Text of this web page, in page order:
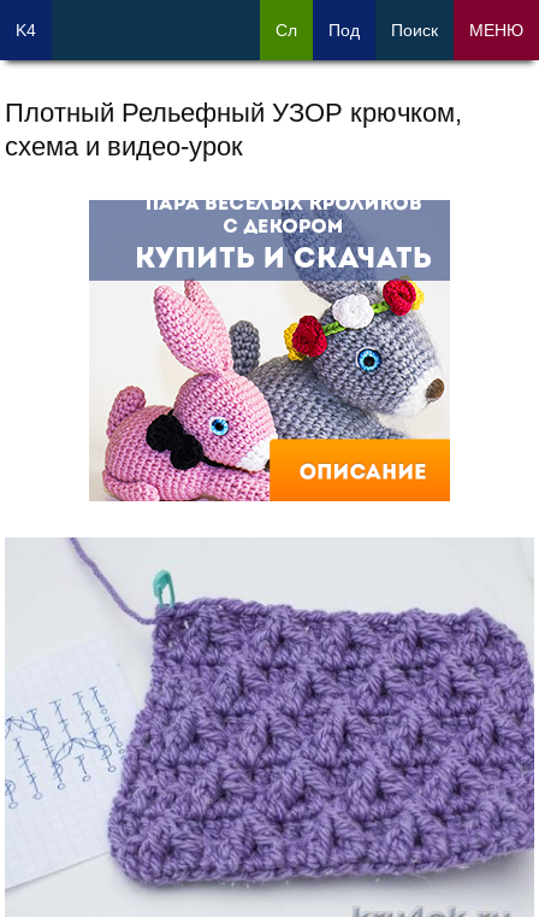
Плотный Рельефный УЗОР крючком,
схема и видео-урок
K4 Сл Под Поиск МЕНЮ